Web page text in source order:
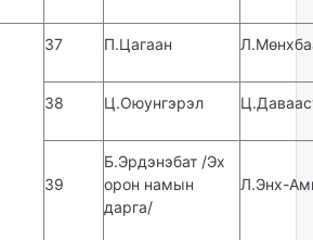
37 П.Цагаан
38 Ц.Оюунгэрэл
39
Б.Эрдэнэбат /Эх
орон намын
дарга/
Л.Энх-